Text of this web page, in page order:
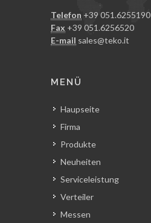
Telefon +39 051.6255190
Fax +39 051.6256520
E-mail sales@teko.it
MENÜ
Haupseite
Firma
Produkte
Neuheiten
Serviceleistung
Verteiler
Messen